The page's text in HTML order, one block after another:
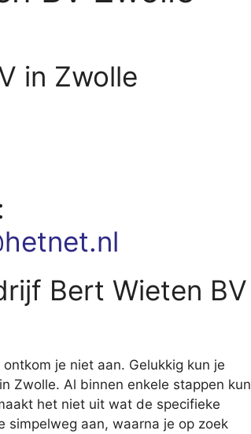
in Zwolle
Bert Wieten BV
je niet aan. Gelukkig kun je
Zwolle. Al binnen enkele stappen kun
het niet uit wat de specifieke
simpelweg aan, waarna je op zoek